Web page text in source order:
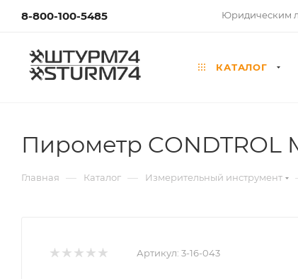
8-800-100-5485 Юридическим
КАТАЛОГ
Пирометр CONDTROL
Главная — Каталог — Измерительный инструмент
Артикул: 3-16-043